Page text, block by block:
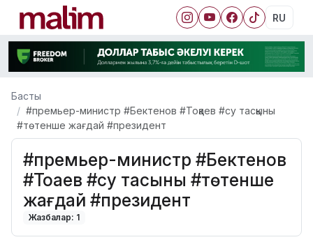
RU
Басты
#премьер-министр #Бектенов #Тоқаев #су тасқыны
#төтенше жағдай #президент
#премьер-министр #Бектенов
#Тоқаев #су тасқыны #төтенше
жағдай #президент
Жазбалар: 1